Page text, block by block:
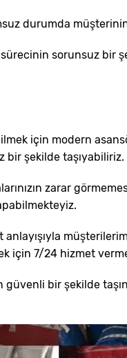
durumda müşterinin
sorunsuz bir
için modern
bir şekilde taşıyabiliriz.
zarar
için 7/24 hizmet
bir şekilde